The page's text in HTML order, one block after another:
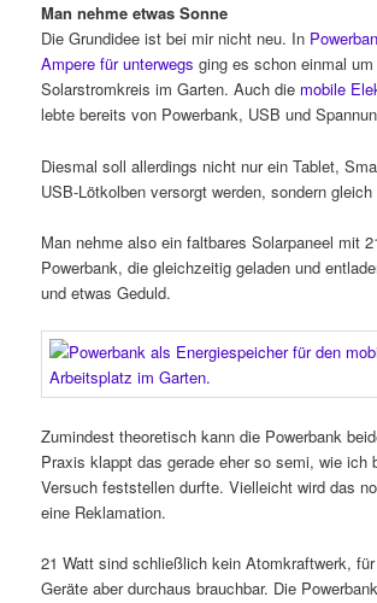
Man nehme etwas Sonne
Die Grundidee ist bei mir nicht neu. In
Ampere für unterwegs ging es schon einmal
Solarstromkreis im Garten. Auch die mobile
lebte bereits von Powerbank, USB und
Diesmal soll allerdings nicht nur ein Tablet,
USB-Lötkolben versorgt werden, sondern
Man nehme also ein faltbares Solarpaneel mit
Powerbank, die gleichzeitig geladen und
und etwas Geduld.
Zumindest theoretisch kann die Powerbank
Praxis klappt das gerade eher so semi, wie ich
Versuch feststellen durfte. Vielleicht wird das
eine Reklamation.
21 Watt sind schließlich kein Atomkraftwerk,
Geräte aber durchaus brauchbar. Die